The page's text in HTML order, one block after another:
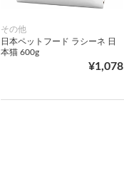
その他
日本ペットフード ラシーネ 日
本猫 600g
¥1,078